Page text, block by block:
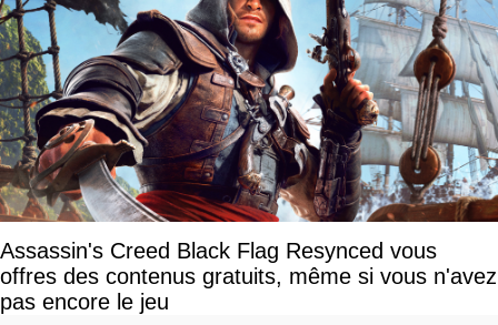
Assassin's Creed Black Flag Resynced vous
offres des contenus gratuits, même si vous n'avez
pas encore le jeu